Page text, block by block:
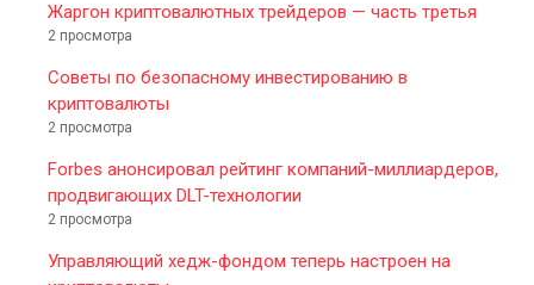
Жаргон криптовалютных трейдеров — часть третья
2 просмотра
Советы по безопасному инвестированию в
криптовалюты
2 просмотра
Forbes анонсировал рейтинг компаний-миллиардеров,
продвигающих DLT-технологии
2 просмотра
Управляющий хедж-фондом теперь настроен на